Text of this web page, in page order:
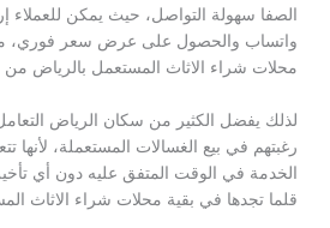
الصفا سهولة التواصل، حيث يمكن للعملاء
واتساب والحصول على عرض سعر فوري،
محلات شراء الاثاث المستعمل بالرياض
لذلك يفضل الكثير من سكان الرياض
رغبتهم في بيع الغسالات المستعملة، لأنها
الخدمة في الوقت المتفق عليه دون أي
قلما تجدها في بقية محلات شراء الاثاث